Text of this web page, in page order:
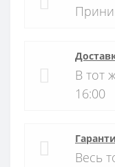
В тот
16:00
Весь